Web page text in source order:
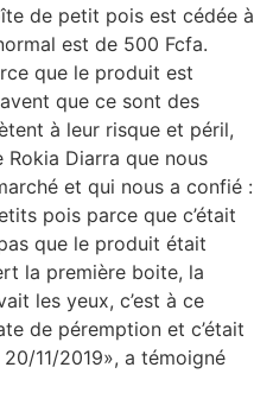
de petit pois est cédée à
est de 500 Fcfa.
que le produit est
que ce sont des
à leur risque et péril,
Rokia Diarra que nous
et qui nous a confié :
pois parce que c’était
que le produit était
la première boite, la
les yeux, c’est à ce
de péremption et c’était
11/2019», a témoigné